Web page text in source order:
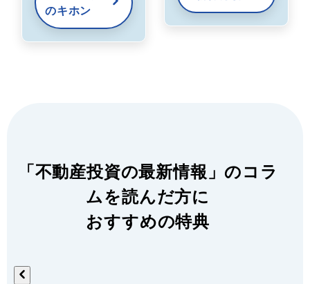
のキホン
「不動産投資の最新情報」のコラ
ムを読んだ方に
おすすめの特典